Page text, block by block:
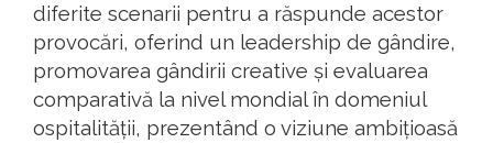
diferite scenarii pentru a răspunde acestor
provocări, oferind un leadership de gândire,
promovarea gândirii creative și evaluarea
comparativă la nivel mondial în domeniul
ospitalității, prezentând o viziune ambițioasă